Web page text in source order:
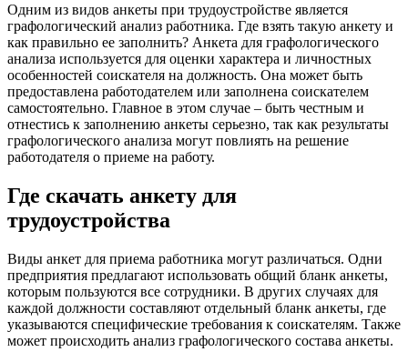
Одним из видов анкеты при трудоустройстве является
графологический анализ работника. Где взять такую анкету и
как правильно ее заполнить? Анкета для графологического
анализа используется для оценки характера и личностных
особенностей соискателя на должность. Она может быть
предоставлена работодателем или заполнена соискателем
самостоятельно. Главное в этом случае – быть честным и
отнестись к заполнению анкеты серьезно, так как результаты
графологического анализа могут повлиять на решение
работодателя о приеме на работу.
Где скачать анкету для
трудоустройства
Виды анкет для приема работника могут различаться. Одни
предприятия предлагают использовать общий бланк анкеты,
которым пользуются все сотрудники. В других случаях для
каждой должности составляют отдельный бланк анкеты, где
указываются специфические требования к соискателям. Также
может происходить анализ графологического состава анкеты.